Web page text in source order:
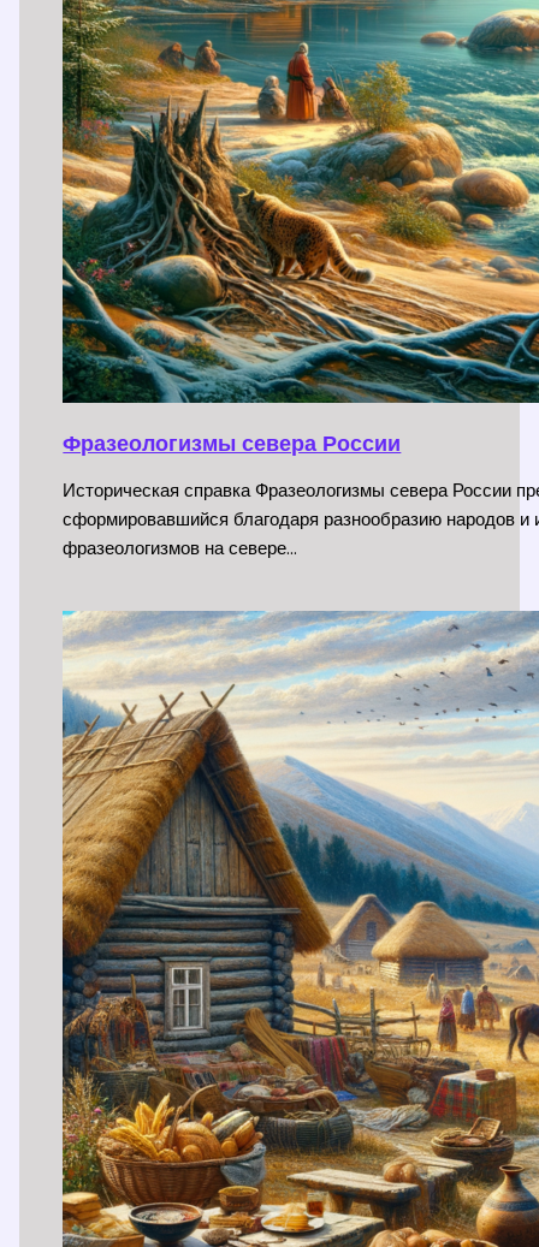
Фразеологизмы севера России
Историческая справка Фразеологизмы севера России
сформировавшийся благодаря разнообразию народов
фразеологизмов на севере…